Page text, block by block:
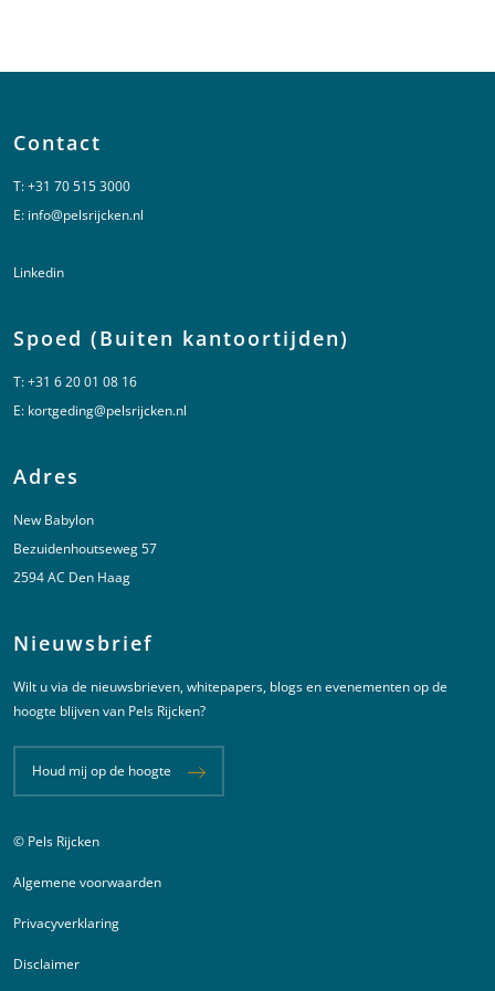
Contact
T:+31 70 515 3000
E: info@pelsrijcken.nl
Linkedin
Spoed (Buiten kantoortijden)
T:+31 6 20 01 08 16
E: kortgeding@pelsrijcken.nl
Adres
New Babylon
Bezuidenhoutseweg 57
2594 AC Den Haag
Nieuwsbrief
Wilt u via de nieuwsbrieven, whitepapers, blogs en evenementen op de
hoogte blijven van Pels Rijcken?
Houd mij op de hoogte
Juridische informatie
© Pels Rijcken
Algemene voorwaarden
Privacyverklaring
Disclaimer